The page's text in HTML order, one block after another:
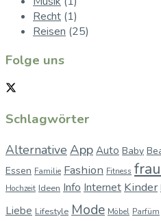
Recht (1)
Reisen (25)
Folge uns
Schlagwörter
Alternative App Auto Baby
Essen Familie Fashion Fitness
Hochzeit Ideen Info Internet Kinder
Liebe Lifestyle Mode Möbel Parfüm